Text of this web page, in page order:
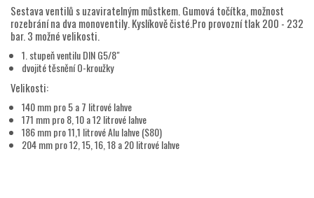
Sestava ventilů s uzaviratelným můstkem. Gumová točítka, možnost
rozebrání na dva monoventily. Kyslíkově čisté.Pro provozní tlak 200 - 232
bar. 3 možné velikosti.
1. stupeň ventilu DIN G5/8"
dvojité těsnění O-kroužky
Velikosti:
140 mm pro 5 a 7 litrové lahve
171 mm pro 8, 10 a 12 litrové lahve
186 mm pro 11,1 litrové Alu lahve (S80)
204 mm pro 12, 15, 16, 18 a 20 litrové lahve